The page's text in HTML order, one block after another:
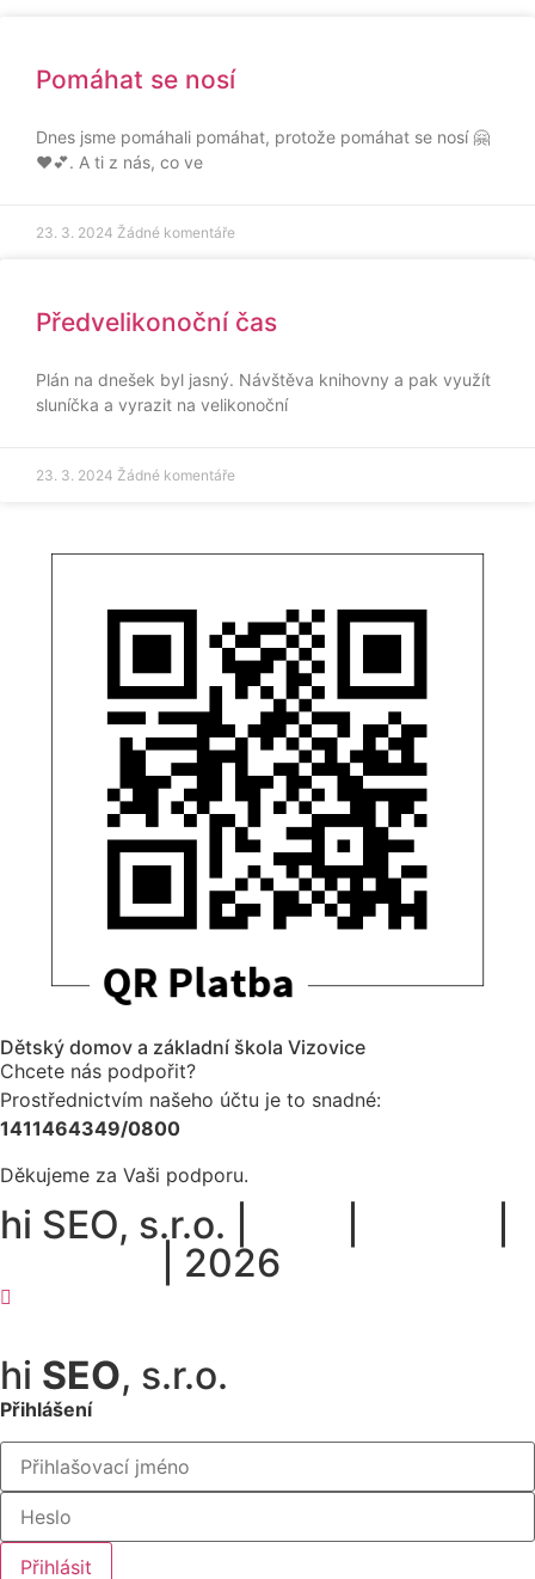
Pomáhat se nosí
Dnes jsme pomáhali pomáhat, protože pomáhat se nosí 🤗
❤️💕. A ti z nás, co ve
23. 3. 2024 Žádné komentáře
Předvelikonoční čas
Plán na dnešek byl jasný. Návštěva knihovny a pak využít
sluníčka a vyrazit na velikonoční
23. 3. 2024 Žádné komentáře
Dětský domov a základní škola Vizovice
Chcete nás podpořit?
Prostřednictvím našeho účtu je to snadné:
1411464349/0800
Děkujeme za Vaši podporu.
hi SEO, s.r.o. |
| 2026
hi SEO, s.r.o.
Přihlášení
Přihlásit